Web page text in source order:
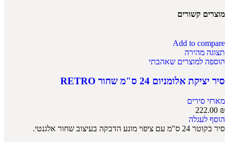
מוצרים קשורים
Add to compare
תצוגה מהירה
הוספה למוצרים שאהבתי
סיר יציקת אלומניום 24 ס"מ שחור RETRO
מארזי סירים
222.00 ₪
הוסף לעגלה
סיר בקוטר 24 ס"מ עם ציפוי מונע הדבקה בעיצוב שחור אלגנטי.